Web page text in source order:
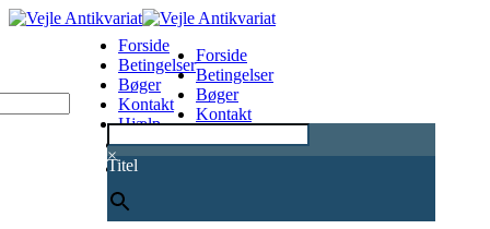
×
Titel
Forside
Betingelser
Bøger
Kontakt
Hjælp
0
Forside
Betingelser
Bøger
Kontakt